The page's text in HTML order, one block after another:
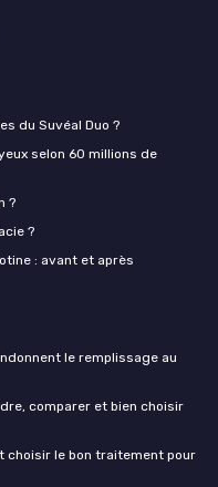
du Suvéal Duo ?
selon 60 millions de
?
?
: avant et après
le remplissage au
comparer et bien choisir
choisir le bon traitement pour